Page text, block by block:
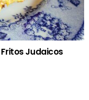
Judaicos